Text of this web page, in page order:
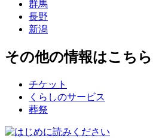
群馬
長野
新潟
その他の情報はこちら
チケット
くらしのサービス
葬祭